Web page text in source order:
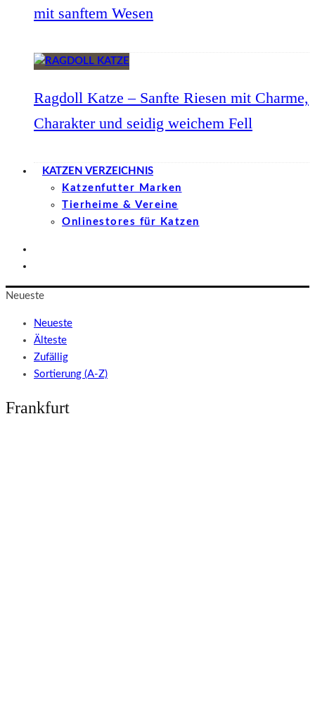
mit sanftem Wesen
Ragdoll Katze – Sanfte Riesen mit Charme,
Charakter und seidig weichem Fell
KATZEN VERZEICHNIS
Katzenfutter Marken
Tierheime & Vereine
Onlinestores für Katzen
Neueste
Neueste
Älteste
Zufällig
Sortierung (A-Z)
Frankfurt